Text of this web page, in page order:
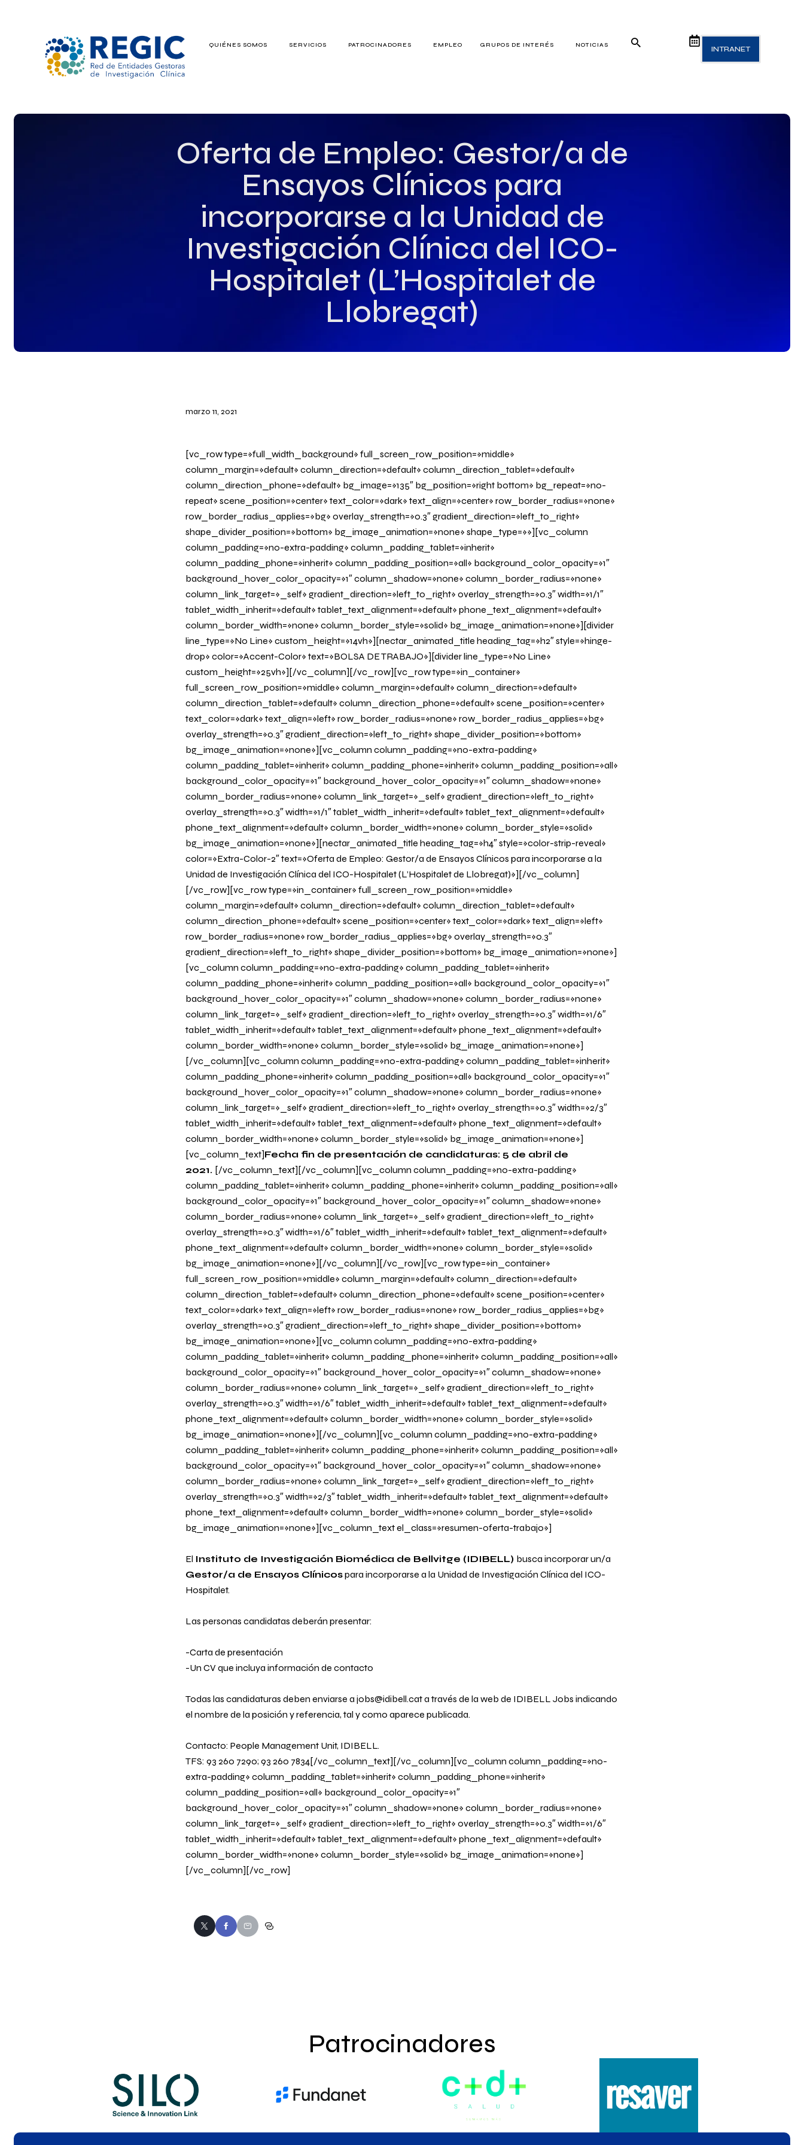
QUIÉNES SOMOS SERVICIOS PATROCINADORES EMPLEO GRUPOS DE INTERÉS NOTICIAS INTRANET
Oferta de Empleo: Gestor/a de
Ensayos Clínicos para
incorporarse a la Unidad de
Investigación Clínica del ICO-
Hospitalet (L’Hospitalet de
Llobregat)
QUIÉNES SOMOS
SERVICIOS
EMPLEO
GRUPOS DE INTERÉS
marzo 11, 2021
[vc_row type=»full_width_background» full_screen_row_position=»middle»
column_margin=»default» column_direction=»default» column_direction_tablet=»default»
column_direction_phone=»default» bg_image=»135″ bg_position=»right bottom» bg_repeat=»no-
repeat» scene_position=»center» text_color=»dark» text_align=»center» row_border_radius=»none»
row_border_radius_applies=»bg» overlay_strength=»0.3″ gradient_direction=»left_to_right»
shape_divider_position=»bottom» bg_image_animation=»none» shape_type=»»][vc_column
column_padding=»no-extra-padding» column_padding_tablet=»inherit»
column_padding_phone=»inherit» column_padding_position=»all» background_color_opacity=»1″
background_hover_color_opacity=»1″ column_shadow=»none» column_border_radius=»none»
column_link_target=»_self» gradient_direction=»left_to_right» overlay_strength=»0.3″ width=»1/1″
tablet_width_inherit=»default» tablet_text_alignment=»default» phone_text_alignment=»default»
column_border_width=»none» column_border_style=»solid» bg_image_animation=»none»][divider
line_type=»No Line» custom_height=»14vh»][nectar_animated_title heading_tag=»h2″ style=»hinge-
drop» color=»Accent-Color» text=»BOLSA DE TRABAJO»][divider line_type=»No Line»
custom_height=»25vh»][/vc_column][/vc_row][vc_row type=»in_container»
full_screen_row_position=»middle» column_margin=»default» column_direction=»default»
column_direction_tablet=»default» column_direction_phone=»default» scene_position=»center»
text_color=»dark» text_align=»left» row_border_radius=»none» row_border_radius_applies=»bg»
overlay_strength=»0.3″ gradient_direction=»left_to_right» shape_divider_position=»bottom»
bg_image_animation=»none»][vc_column column_padding=»no-extra-padding»
column_padding_tablet=»inherit» column_padding_phone=»inherit» column_padding_position=»all»
background_color_opacity=»1″ background_hover_color_opacity=»1″ column_shadow=»none»
column_border_radius=»none» column_link_target=»_self» gradient_direction=»left_to_right»
overlay_strength=»0.3″ width=»1/1″ tablet_width_inherit=»default» tablet_text_alignment=»default»
phone_text_alignment=»default» column_border_width=»none» column_border_style=»solid»
bg_image_animation=»none»][nectar_animated_title heading_tag=»h4″ style=»color-strip-reveal»
color=»Extra-Color-2″ text=»Oferta de Empleo: Gestor/a de Ensayos Clínicos para incorporarse a la
Unidad de Investigación Clínica del ICO-Hospitalet (L’Hospitalet de Llobregat)»][/vc_column]
[/vc_row][vc_row type=»in_container» full_screen_row_position=»middle»
column_margin=»default» column_direction=»default» column_direction_tablet=»default»
column_direction_phone=»default» scene_position=»center» text_color=»dark» text_align=»left»
row_border_radius=»none» row_border_radius_applies=»bg» overlay_strength=»0.3″
gradient_direction=»left_to_right» shape_divider_position=»bottom» bg_image_animation=»none»]
[vc_column column_padding=»no-extra-padding» column_padding_tablet=»inherit»
column_padding_phone=»inherit» column_padding_position=»all» background_color_opacity=»1″
background_hover_color_opacity=»1″ column_shadow=»none» column_border_radius=»none»
column_link_target=»_self» gradient_direction=»left_to_right» overlay_strength=»0.3″ width=»1/6″
tablet_width_inherit=»default» tablet_text_alignment=»default» phone_text_alignment=»default»
column_border_width=»none» column_border_style=»solid» bg_image_animation=»none»]
[/vc_column][vc_column column_padding=»no-extra-padding» column_padding_tablet=»inherit»
column_padding_phone=»inherit» column_padding_position=»all» background_color_opacity=»1″
background_hover_color_opacity=»1″ column_shadow=»none» column_border_radius=»none»
column_link_target=»_self» gradient_direction=»left_to_right» overlay_strength=»0.3″ width=»2/3″
tablet_width_inherit=»default» tablet_text_alignment=»default» phone_text_alignment=»default»
column_border_width=»none» column_border_style=»solid» bg_image_animation=»none»]
[vc_column_text]Fecha fin de presentación de candidaturas: 5 de abril de
2021. [/vc_column_text][/vc_column][vc_column column_padding=»no-extra-padding»
column_padding_tablet=»inherit» column_padding_phone=»inherit» column_padding_position=»all»
background_color_opacity=»1″ background_hover_color_opacity=»1″ column_shadow=»none»
column_border_radius=»none» column_link_target=»_self» gradient_direction=»left_to_right»
overlay_strength=»0.3″ width=»1/6″ tablet_width_inherit=»default» tablet_text_alignment=»default»
phone_text_alignment=»default» column_border_width=»none» column_border_style=»solid»
bg_image_animation=»none»][/vc_column][/vc_row][vc_row type=»in_container»
full_screen_row_position=»middle» column_margin=»default» column_direction=»default»
column_direction_tablet=»default» column_direction_phone=»default» scene_position=»center»
text_color=»dark» text_align=»left» row_border_radius=»none» row_border_radius_applies=»bg»
overlay_strength=»0.3″ gradient_direction=»left_to_right» shape_divider_position=»bottom»
bg_image_animation=»none»][vc_column column_padding=»no-extra-padding»
column_padding_tablet=»inherit» column_padding_phone=»inherit» column_padding_position=»all»
background_color_opacity=»1″ background_hover_color_opacity=»1″ column_shadow=»none»
column_border_radius=»none» column_link_target=»_self» gradient_direction=»left_to_right»
overlay_strength=»0.3″ width=»1/6″ tablet_width_inherit=»default» tablet_text_alignment=»default»
phone_text_alignment=»default» column_border_width=»none» column_border_style=»solid»
bg_image_animation=»none»][/vc_column][vc_column column_padding=»no-extra-padding»
column_padding_tablet=»inherit» column_padding_phone=»inherit» column_padding_position=»all»
background_color_opacity=»1″ background_hover_color_opacity=»1″ column_shadow=»none»
column_border_radius=»none» column_link_target=»_self» gradient_direction=»left_to_right»
overlay_strength=»0.3″ width=»2/3″ tablet_width_inherit=»default» tablet_text_alignment=»default»
phone_text_alignment=»default» column_border_width=»none» column_border_style=»solid»
bg_image_animation=»none»][vc_column_text el_class=»resumen-oferta-trabajo»]
El Instituto de Investigación Biomédica de Bellvitge (IDIBELL) busca incorporar un/a
Gestor/a de Ensayos Clínicospara incorporarse a la Unidad de Investigación Clínica del ICO-
Hospitalet.
Las personas candidatas deberán presentar:
-Carta de presentación
-Un CV que incluya información de contacto
Todas las candidaturas deben enviarse a jobs@idibell.cata través de la web de IDIBELL Jobs indicando
el nombre de la posición y referencia, tal y como aparece publicada.
Contacto: People Management Unit, IDIBELL.
TFS: 93 260 7290; 93 260 7834[/vc_column_text][/vc_column][vc_column column_padding=»no-
extra-padding» column_padding_tablet=»inherit» column_padding_phone=»inherit»
column_padding_position=»all» background_color_opacity=»1″
background_hover_color_opacity=»1″ column_shadow=»none» column_border_radius=»none»
column_link_target=»_self» gradient_direction=»left_to_right» overlay_strength=»0.3″ width=»1/6″
tablet_width_inherit=»default» tablet_text_alignment=»default» phone_text_alignment=»default»
column_border_width=»none» column_border_style=»solid» bg_image_animation=»none»]
[/vc_column][/vc_row]
Patrocinadores